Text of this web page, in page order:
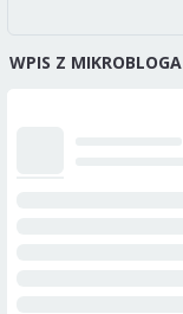
WPIS Z MIKROBLOGA